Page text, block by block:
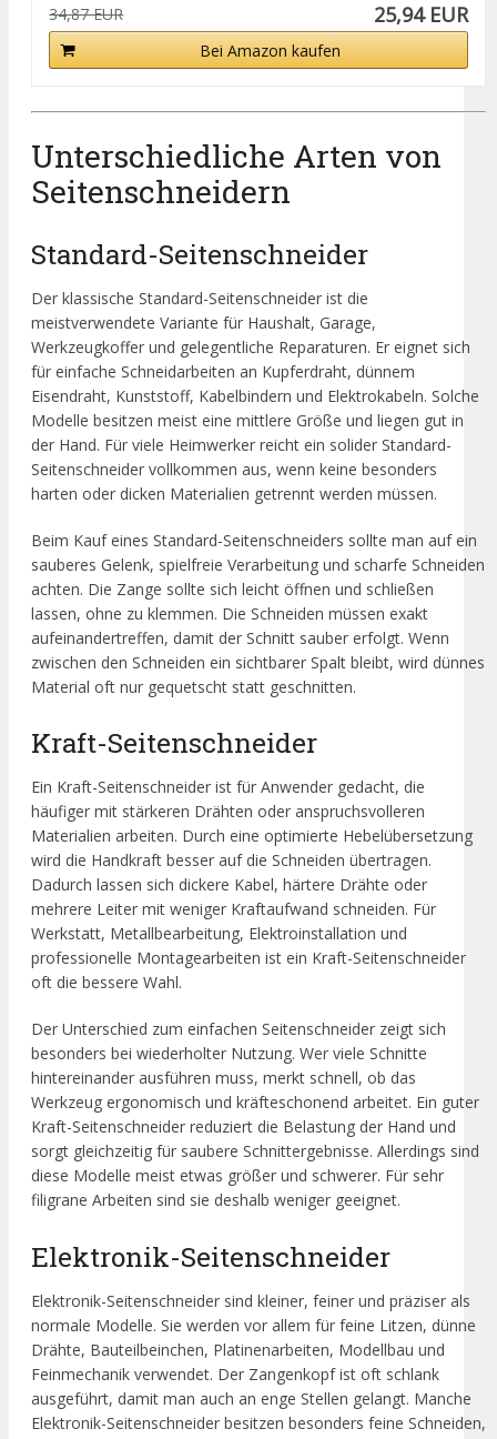
34,87 EUR 25,94 EUR
Bei Amazon kaufen
Unterschiedliche Arten von
Seitenschneidern
Standard-Seitenschneider
Der klassische Standard-Seitenschneider ist die
meistverwendete Variante für Haushalt, Garage,
Werkzeugkoffer und gelegentliche Reparaturen. Er eignet sich
für einfache Schneidarbeiten an Kupferdraht, dünnem
Eisendraht, Kunststoff, Kabelbindern und Elektrokabeln. Solche
Modelle besitzen meist eine mittlere Größe und liegen gut in
der Hand. Für viele Heimwerker reicht ein solider Standard-
Seitenschneider vollkommen aus, wenn keine besonders
harten oder dicken Materialien getrennt werden müssen.
Beim Kauf eines Standard-Seitenschneiders sollte man auf ein
sauberes Gelenk, spielfreie Verarbeitung und scharfe Schneiden
achten. Die Zange sollte sich leicht öffnen und schließen
lassen, ohne zu klemmen. Die Schneiden müssen exakt
aufeinandertreffen, damit der Schnitt sauber erfolgt. Wenn
zwischen den Schneiden ein sichtbarer Spalt bleibt, wird dünnes
Material oft nur gequetscht statt geschnitten.
Kraft-Seitenschneider
Ein Kraft-Seitenschneider ist für Anwender gedacht, die
häufiger mit stärkeren Drähten oder anspruchsvolleren
Materialien arbeiten. Durch eine optimierte Hebelübersetzung
wird die Handkraft besser auf die Schneiden übertragen.
Dadurch lassen sich dickere Kabel, härtere Drähte oder
mehrere Leiter mit weniger Kraftaufwand schneiden. Für
Werkstatt, Metallbearbeitung, Elektroinstallation und
professionelle Montagearbeiten ist ein Kraft-Seitenschneider
oft die bessere Wahl.
Der Unterschied zum einfachen Seitenschneider zeigt sich
besonders bei wiederholter Nutzung. Wer viele Schnitte
hintereinander ausführen muss, merkt schnell, ob das
Werkzeug ergonomisch und kräfteschonend arbeitet. Ein guter
Kraft-Seitenschneider reduziert die Belastung der Hand und
sorgt gleichzeitig für saubere Schnittergebnisse. Allerdings sind
diese Modelle meist etwas größer und schwerer. Für sehr
filigrane Arbeiten sind sie deshalb weniger geeignet.
Elektronik-Seitenschneider
Elektronik-Seitenschneider sind kleiner, feiner und präziser als
normale Modelle. Sie werden vor allem für feine Litzen, dünne
Drähte, Bauteilbeinchen, Platinenarbeiten, Modellbau und
Feinmechanik verwendet. Der Zangenkopf ist oft schlank
ausgeführt, damit man auch an enge Stellen gelangt. Manche
Elektronik-Seitenschneider besitzen besonders feine Schneiden,